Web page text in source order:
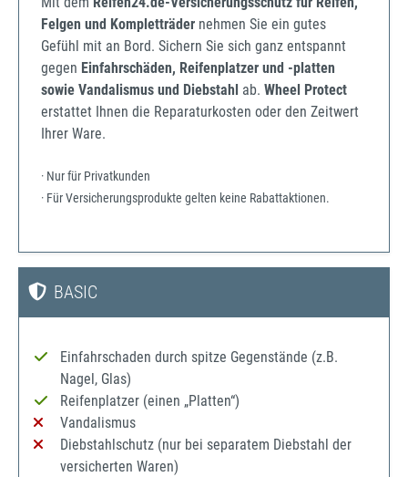
Felgen und Kompletträder nehmen Sie ein gutes
Gefühl mit an Bord. Sichern Sie sich ganz entspannt
gegen Einfahrschäden, Reifenplatzer und -platten
sowie Vandalismus und Diebstahl ab. Wheel Protect
erstattet Ihnen die Reparaturkosten oder den Zeitwert
Ihrer Ware.
· Nur für Privatkunden
· Für Versicherungsprodukte gelten keine Rabattaktionen.
BASIC
Einfahrschaden durch spitze Gegenstände (z.B.
Nagel, Glas)
Reifenplatzer (einen „Platten“)
Vandalismus
Diebstahlschutz (nur bei separatem Diebstahl der
versicherten Waren)